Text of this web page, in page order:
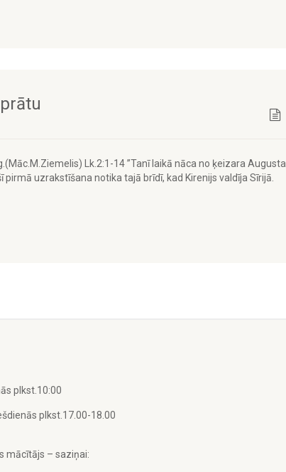
Lk.2:1-14 ”Tanī laikā nāca no ķeizara Augusta
uzrakstīšana notika tajā brīdī, kad Kirenijs valdīja Sīrijā.
plkst.10:00
plkst.17.00-18.00
mācītājs – saziņai: